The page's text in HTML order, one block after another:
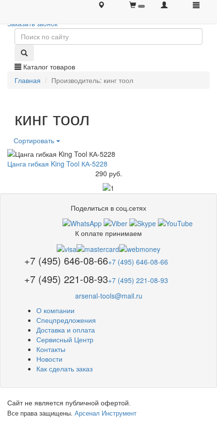
+7 (495) 646-08-66 +7 (495) 646-08-66
Заказать звонок
Каталог товаров
Главная
Производитель: кинг тоол
кинг тоол
Сортировать
Цанга гибкая King Tool КА-5228
290 руб.
Поделиться в соц.сетях
К оплате принимаем
+7 (495) 646-08-66+7 (495) 646-08-66
+7 (495) 221-08-93+7 (495) 221-08-93
arsenal-tools@mail.ru
О компании
Спецпредложения
Доставка и оплата
Сервисный Центр
Контакты
Новости
Как сделать заказ
Сайт не является публичной офертой.
Все права защищены. Арсенал Инструмент